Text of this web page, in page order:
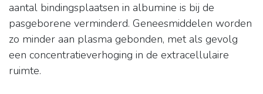
aantal bindingsplaatsen in albumine is bij de
pasgeborene verminderd. Geneesmiddelen worden
zo minder aan plasma gebonden, met als gevolg
een concentratieverhoging in de extracellulaire
ruimte.